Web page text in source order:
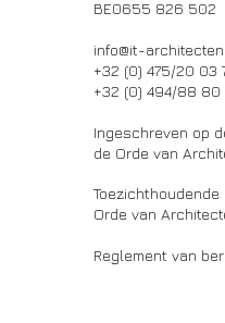
BE0655 826 502
info@it-
+32 (0) 475/20 03
+32 (0) 494/88 80
Ingeschreven op
de Orde van
Orde van
Reglement van